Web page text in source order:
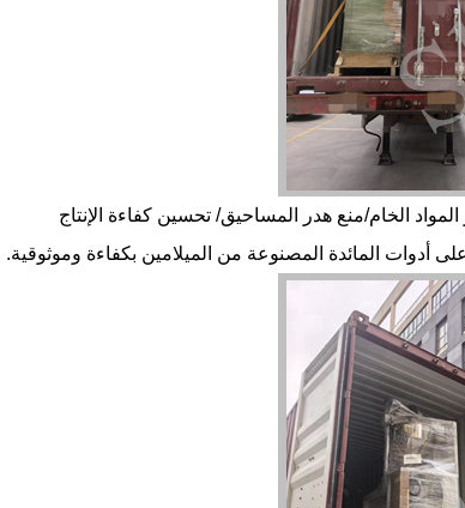
الخام/منع هدر المساحيق/ تحسين كفاءة الإنتاج
أدوات المائدة المصنوعة من الميلامين بكفاءة وموثوقية.